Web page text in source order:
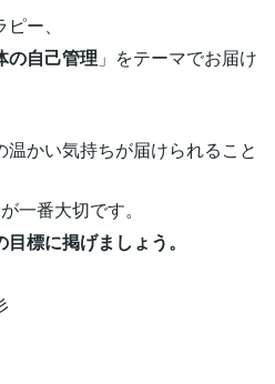
ー、
の自己管理 」をテーマでお届け
かい気持ちが届けられること
一番大切です。
標に掲げましょう。